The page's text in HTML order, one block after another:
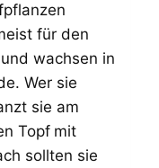
für den
wachsen in
Wer sie
sie am
Topf mit
sollten sie